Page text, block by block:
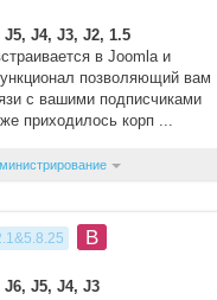
J4, J3, J2, 1.5
в Joomla и
позволяющий вам
с вашими подписчиками
приходилось корп ...
B
J5, J4, J3